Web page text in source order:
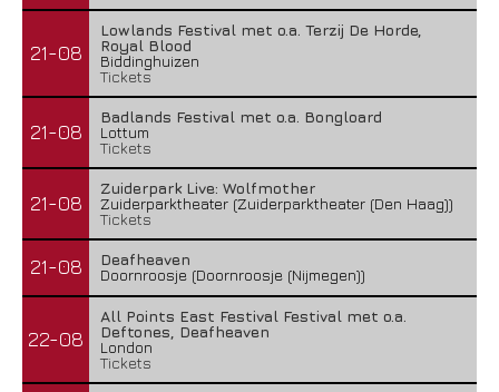
21-08
Lowlands Festival met o.a. Terzij De Horde,
Royal Blood
Biddinghuizen
Tickets
21-08
Badlands Festival met o.a. Bongloard
Lottum
Tickets
21-08
Zuiderpark Live: Wolfmother
Zuiderparktheater (Zuiderparktheater (Den Haag))
Tickets
21-08
Deafheaven
Doornroosje (Doornroosje (Nijmegen))
22-08
All Points East Festival Festival met o.a.
Deftones, Deafheaven
London
Tickets